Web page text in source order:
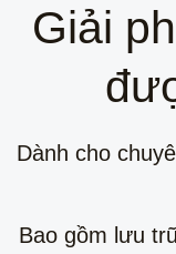
Giải
Dành cho
Bao gồm lưu